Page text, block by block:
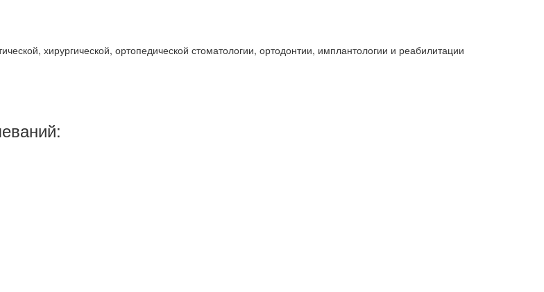
хирургической, ортопедической стоматологии, ортодонтии, имплантологии и реабилитации